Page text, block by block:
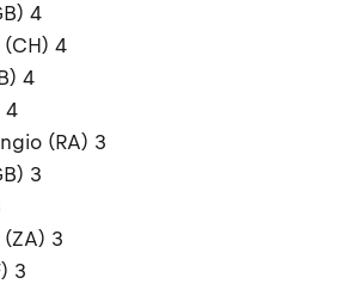
4
(CH) 4
4
4
(RA) 3
3
3
3